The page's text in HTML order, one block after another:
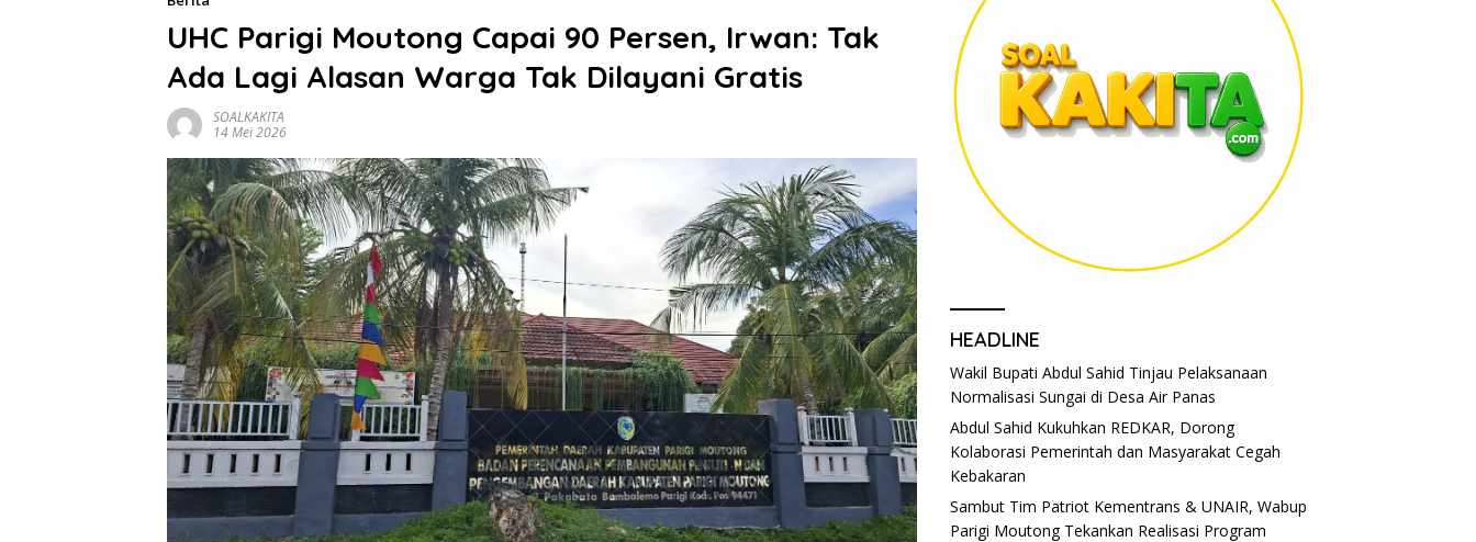
UHC Parigi Moutong Capai 90 Persen, Irwan: Tak
Ada Lagi Alasan Warga Tak Dilayani Gratis
SOALKAKITA
14 Mei 2026
HEADLINE
Wakil Bupati Abdul Sahid Tinjau Pelaksanaan
Normalisasi Sungai di Desa Air Panas
Abdul Sahid Kukuhkan REDKAR, Dorong
Kolaborasi Pemerintah dan Masyarakat Cegah
Kebakaran
Sambut Tim Patriot Kementrans & UNAIR, Wabup
Parigi Moutong Tekankan Realisasi Program